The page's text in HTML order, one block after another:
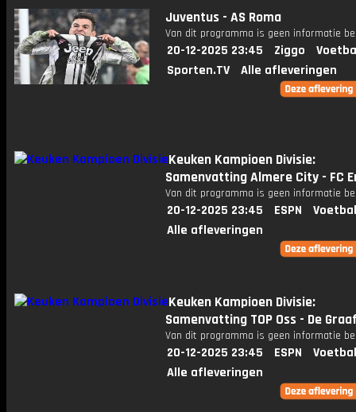
Juventus - AS Roma
Van dit programma is geen informatie
20-12-2025 23:45 Ziggo
Sporten.TV
Alle afleveringen
Keuken Kampioen Divisie:
Samenvatting Almere City - FC
Van dit programma is geen informatie
20-12-2025 23:45 ESPN
Alle afleveringen
Keuken Kampioen Divisie:
Samenvatting TOP Oss - De
Van dit programma is geen informatie
20-12-2025 23:45 ESPN
Alle afleveringen